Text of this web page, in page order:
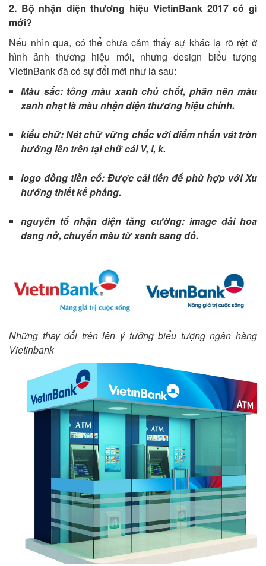
2. Bộ nhận diện thương hiệu VietinBank 2017 có gì
mới?
Nếu nhìn qua, có thể chưa cảm thấy sự khác lạ rõ rệt ở
hình ảnh thương hiệu mới, nhưng design biểu tượng
VietinBank đã có sự đổi mới như là sau:
Màu sắc: tông màu xanh chủ chốt, phần nền màu
xanh nhạt là màu nhận diện thương hiệu chính.
kiểu chữ: Nét chữ vững chắc với điểm nhấn vát tròn
hướng lên trên tại chữ cái V, i, k.
logo đồng tiền cổ: Được cải tiến để phù hợp với Xu
hướng thiết kế phẳng.
nguyên tố nhận diện tăng cường: image dải hoa
đang nở, chuyển màu từ xanh sang đỏ.
Những thay đổi trên lên ý tưởng biểu tượng ngân hàng
Vietinbank